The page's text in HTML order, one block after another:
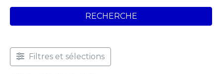
RECHERCHE
Filtres et sélections